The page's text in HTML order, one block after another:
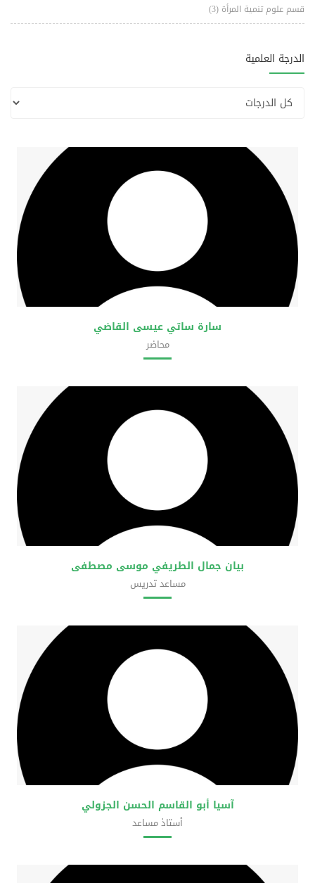
قسم علوم تنمية المرأة (3)
الدرجة العلمية
سارة ساتي عيسى القاضي
محاضر
بيان جمال الطريفي موسى مصطفى
مساعد تدريس
آسيا أبو القاسم الحسن الجزولي
أستاذ مساعد